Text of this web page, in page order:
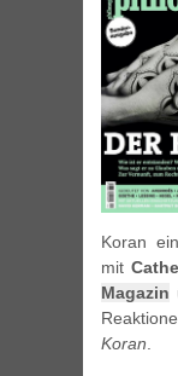
Koran
mit
Magazin
Koran.